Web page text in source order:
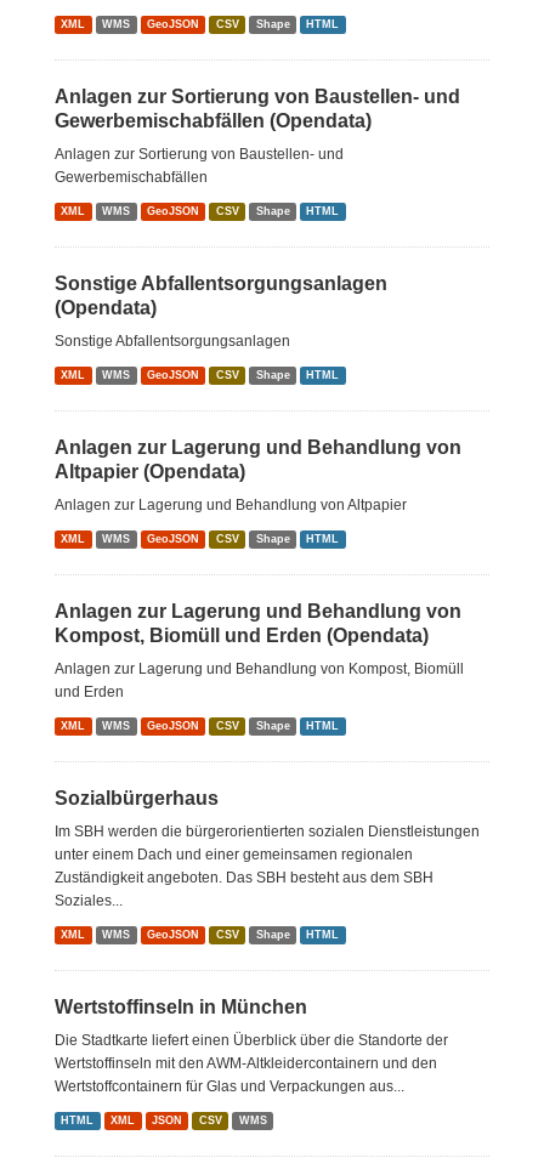
XML WMS GeoJSON CSV Shape HTML
Anlagen zur Sortierung von Baustellen- und
Gewerbemischabfällen (Opendata)
Anlagen zur Sortierung von Baustellen- und
Gewerbemischabfällen
XML WMS GeoJSON CSV Shape HTML
Sonstige Abfallentsorgungsanlagen
(Opendata)
Sonstige Abfallentsorgungsanlagen
XML WMS GeoJSON CSV Shape HTML
Anlagen zur Lagerung und Behandlung von
Altpapier (Opendata)
Anlagen zur Lagerung und Behandlung von Altpapier
XML WMS GeoJSON CSV Shape HTML
Anlagen zur Lagerung und Behandlung von
Kompost, Biomüll und Erden (Opendata)
Anlagen zur Lagerung und Behandlung von Kompost, Biomüll
und Erden
XML WMS GeoJSON CSV Shape HTML
Sozialbürgerhaus
Im SBH werden die bürgerorientierten sozialen Dienstleistungen
unter einem Dach und einer gemeinsamen regionalen
Zuständigkeit angeboten. Das SBH besteht aus dem SBH
Soziales...
XML WMS GeoJSON CSV Shape HTML
Wertstoffinseln in München
Die Stadtkarte liefert einen Überblick über die Standorte der
Wertstoffinseln mit den AWM-Altkleidercontainern und den
Wertstoffcontainern für Glas und Verpackungen aus...
HTML XML JSON CSV WMS